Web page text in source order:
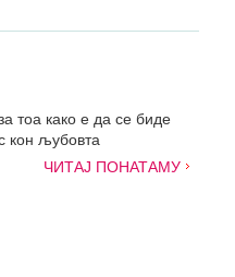
тоа како е да се биде
кон љубовта
ЧИТАЈ ПОНАТАМУ